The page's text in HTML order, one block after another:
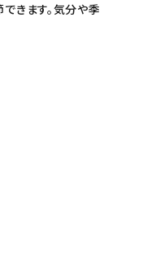
きます。気分や季